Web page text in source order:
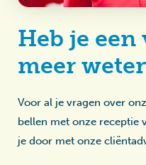
Heb je
meer
Voor al je vragen over
bellen met onze receptie
je door met onze